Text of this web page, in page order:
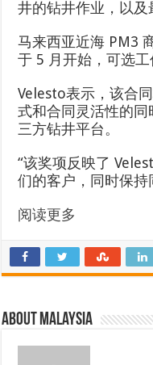
井的钻井作业，以及
马来西亚近海 PM3
于 5 月开始，可选工
Velesto表示，该合
式和合同灵活性的
三方钻井平台。
“该奖项反映了
们的客户，同时保
阅读更多
About Malaysia